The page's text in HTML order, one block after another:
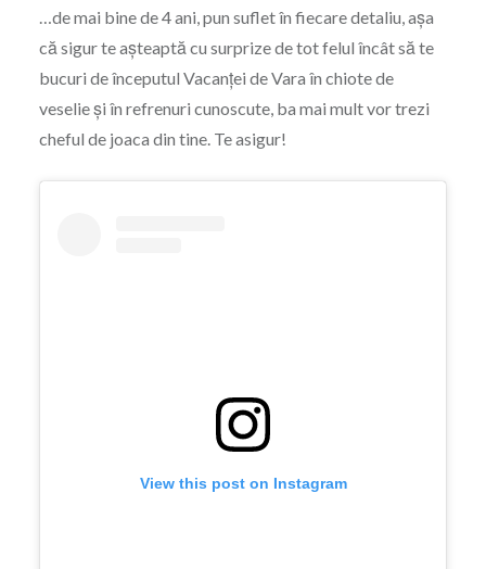
…de mai bine de 4 ani, pun suflet în fiecare detaliu, așa
că sigur te așteaptă cu surprize de tot felul încât să te
bucuri de începutul Vacanței de Vara în chiote de
veselie și în refrenuri cunoscute, ba mai mult vor trezi
cheful de joaca din tine. Te asigur!
View this post on Instagram